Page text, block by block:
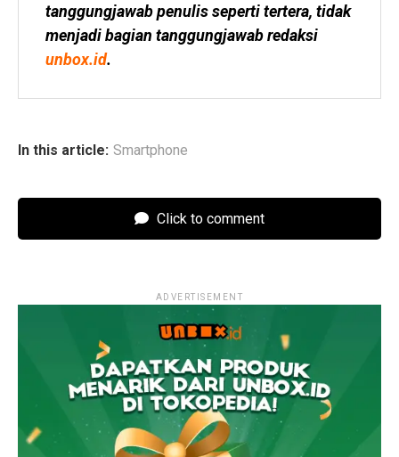
tanggungjawab penulis seperti tertera, tidak
unbox.id.
In this article: Smartphone
Click to comment
ADVERTISEMENT